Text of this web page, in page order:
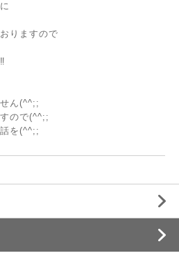
りますので
ん(^^;;
ので(^^;;
を(^^;;